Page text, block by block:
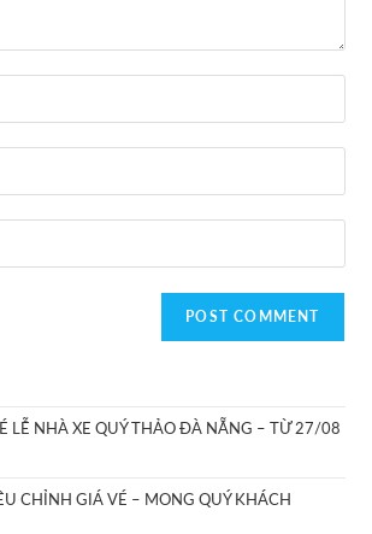
LỄ NHÀ XE QUÝ THẢO ĐÀ NẴNG – TỪ 27/08
CHỈNH GIÁ VÉ – MONG QUÝ KHÁCH